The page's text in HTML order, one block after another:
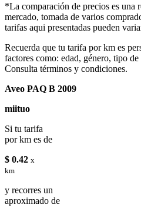
*La comparación de precios es una
mercado, tomada de varios
tarifas aqui presentadas pueden
Recuerda que tu tarifa por km es
factores como: edad, género, tipo
Consulta términos y condiciones.
Aveo PAQ B 2009
miituo
Si tu tarifa
por km es de
$ 0.42 x
km
y recorres un
aproximado de